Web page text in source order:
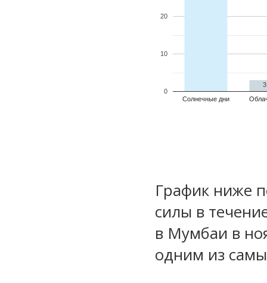
Солнечные дни
0
10
20
График ниже
силы в
в Мумбаи в
одним из